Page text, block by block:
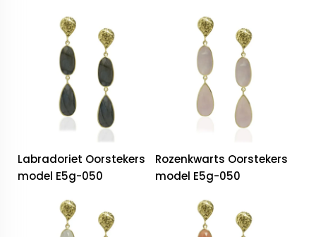
Labradoriet Oorstekers
model E5g-050
Rozenkwarts Oorstekers
model E5g-050